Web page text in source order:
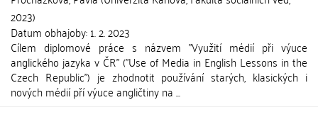
2023)
Datum obhajoby:1. 2. 2023
Cílem diplomové práce s názvem "Využití médií při výuce
anglického jazyka v ČR" ("Use of Media in English Lessons in the
Czech Republic") je zhodnotit používání starých, klasických i
nových médií pří výuce angličtiny na ...